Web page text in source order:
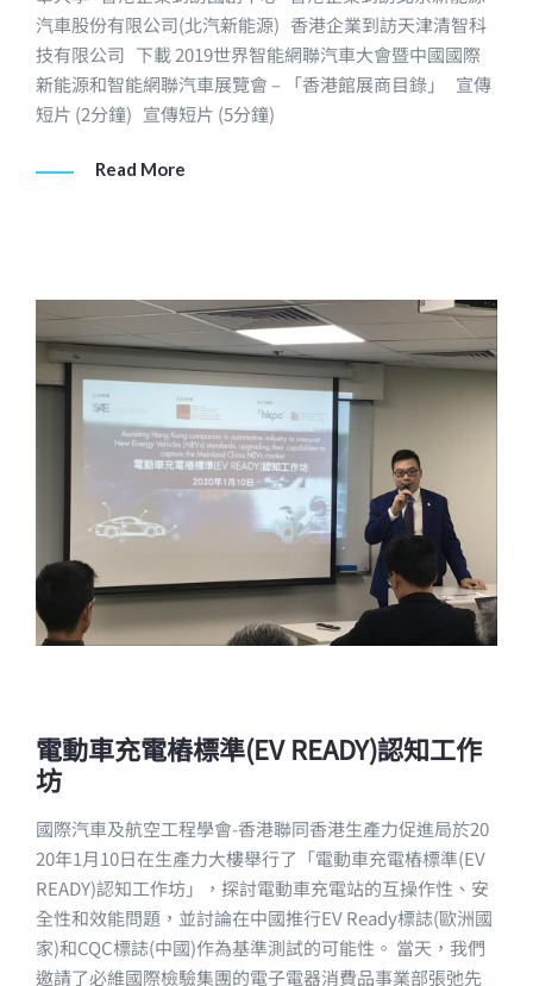
汽車股份有限公司(北汽新能源) 香港企業到訪天津清智科
技有限公司 下載 2019世界智能網聯汽車大會暨中國國際
新能源和智能網聯汽車展覽會 – 「香港館展商目錄」 宣傳
短片 (2分鐘) 宣傳短片 (5分鐘)
Read More
電動車充電樁標準(EV READY)認知工作
坊
國際汽車及航空工程學會-香港聯同香港生產力促進局於20
20年1月10日在生產力大樓舉行了「電動車充電樁標準(EV
READY)認知工作坊」，探討電動車充電站的互操作性、安
全性和效能問題，並討論在中國推行EV Ready標誌(歐洲國
家)和CQC標誌(中國)作為基準測試的可能性。 當天，我們
邀請了必維國際檢驗集團的電子電器消費品事業部張弛先